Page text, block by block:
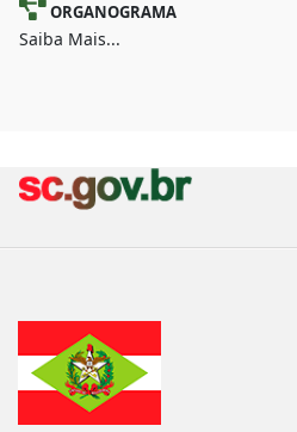
ORGANOGRAMA
Saiba Mais...